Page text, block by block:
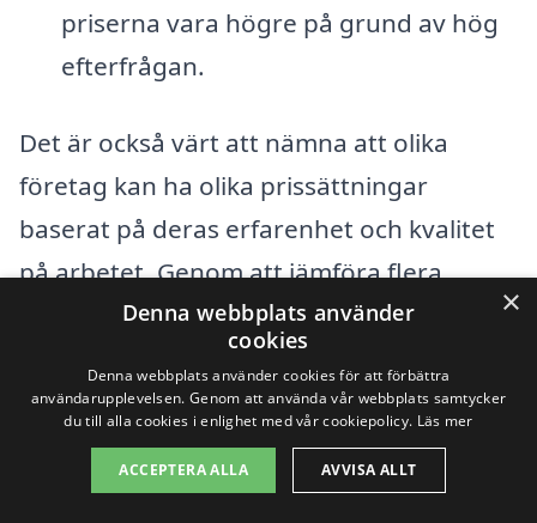
priserna vara högre på grund av hög
efterfrågan.
Det är också värt att nämna att olika
företag kan ha olika prissättningar
baserat på deras erfarenhet och kvalitet
på arbetet. Genom att jämföra flera
erbjudanden kan du få en bättre
uppfattning om vad som är rimligt för
trädbeskärning i Jörlanda. Att be om
referenser och läsa recensioner kan också
hjälpa dig att göra ett informerat val när
×
Denna webbplats använder
cookies
Denna webbplats använder cookies för att förbättra
användarupplevelsen. Genom att använda vår webbplats samtycker
du till alla cookies i enlighet med vår cookiepolicy. Läs mer
ACCEPTERA ALLA AVVISA ALLT